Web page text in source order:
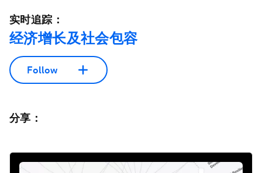
实时追踪：
经济增长及社会包容
Follow
分享：